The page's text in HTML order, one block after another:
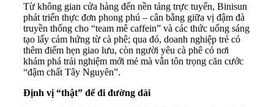
Từ không gian cửa hàng đến nền tảng trực tuyến, Binisun
phát triển thực đơn phong phú – cân bằng giữa vị đậm đà
truyền thống cho “team mê caffein” và các thức uống sáng
tạo lấy cảm hứng từ cà phê; qua đó, doanh nghiệp trẻ có
thêm điểm hẹn giao lưu, còn người yêu cà phê có nơi
khám phá trải nghiệm mới mẻ mà vẫn tôn trọng căn cước
“đậm chất Tây Nguyên”.
Định vị “thật” để đi đường dài